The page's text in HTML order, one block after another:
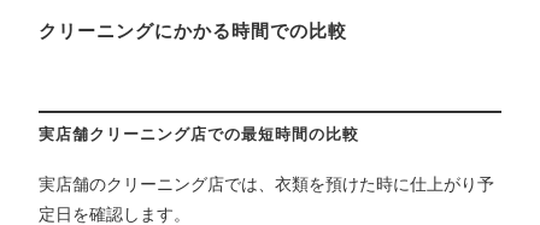
クリーニングにかかる時間での比較
実店舗クリーニング店での最短時間の比較
実店舗のクリーニング店では、衣類を預けた時に仕上がり予
定日を確認します。